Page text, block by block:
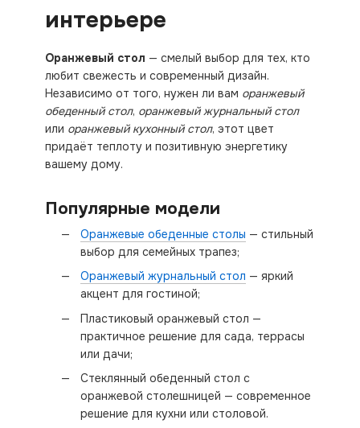
интерьере
Оранжевый стол — смелый выбор для тех, кто
любит свежесть и современный дизайн.
Независимо от того, нужен ли вам оранжевый
обеденный стол, оранжевый журнальный стол
или оранжевый кухонный стол, этот цвет
придаёт теплоту и позитивную энергетику
вашему дому.
Популярные модели
Оранжевые обеденные столы — стильный
выбор для семейных трапез;
Оранжевый журнальный стол — яркий
акцент для гостиной;
Пластиковый оранжевый стол —
практичное решение для сада, террасы
или дачи;
Стеклянный обеденный стол с
оранжевой столешницей — современное
решение для кухни или столовой.